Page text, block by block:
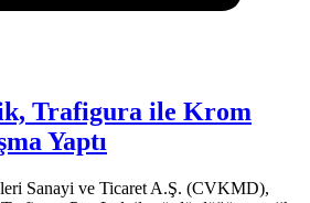
Trafigura ile Krom
Yaptı
Sanayi ve Ticaret A.Ş. (CVKMD),